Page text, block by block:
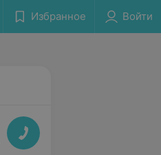
Избранное Войти